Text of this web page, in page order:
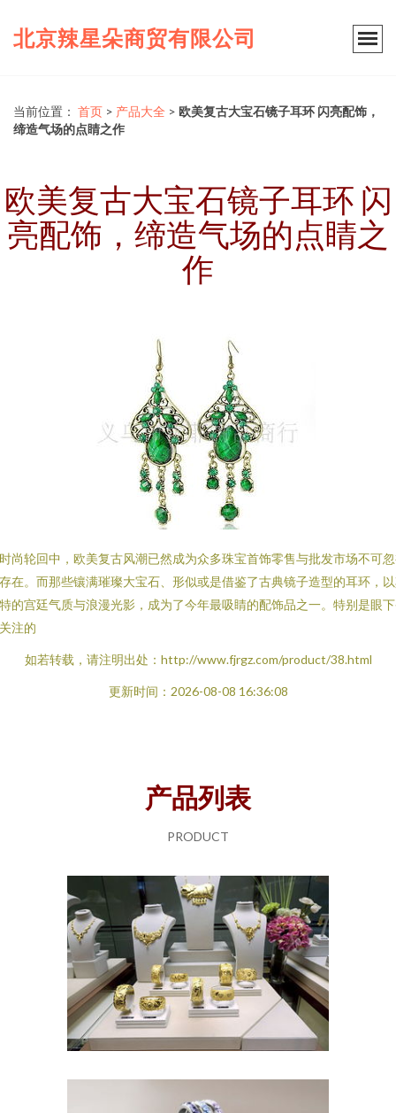
北京辣星朵商贸有限公司
当前位置： 首页 > 产品大全 > 欧美复古大宝石镜子耳环 闪亮配饰，
缔造气场的点睛之作
欧美复古大宝石镜子耳环 闪
亮配饰，缔造气场的点睛之
作
尚轮回中，欧美复古风潮已然成为众多珠宝首饰零售与批发市场不可
在。而那些镶满璀璨大宝石、形似或是借鉴了古典镜子造型的耳环，
的宫廷气质与浪漫光影，成为了今年最吸睛的配饰品之一。特别是眼
注的
如若转载，请注明出处：http://www.fjrgz.com/product/38.html
更新时间：2026-08-08 16:36:08
产品列表
PRODUCT